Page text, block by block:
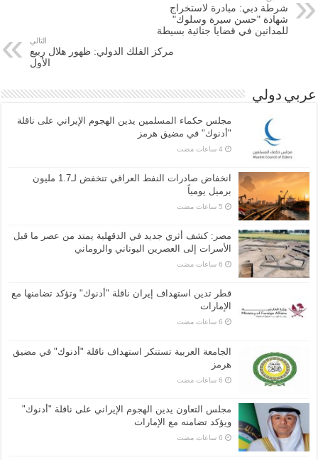
شرطة دبي: مبادرة لاستخراج
شهادة "حسن سيرة وسلوك"
للمدانين في قضايا جنائية بسيطة
التالي
مركز الفلك الدولي: ظهور هلال ربيع
الأول
عربي دولي
مجلس حكماء المسلمين يدين الهجوم الإيراني على ناقلة
"أدنوك" في مضيق هرمز
انخفاض صادرات النفط العراقي تنخفض لـ1.7 مليون
برميل يومياً
مصر: كشف أثري جديد في الدقهلية يمتد من عصر ما قبل
الأسرات إلى العصرين اليوناني والروماني
قطر تدين استهداف إيران ناقلة "أدنوك" وتؤكد تضامنها مع
الإمارات
الجامعة العربية تستنكر استهداف ناقلة "أدنوك" في مضيق
هرمز
مجلس التعاون يدين الهجوم الإيراني على ناقلة "أدنوك"
ويؤكد تضامنه مع الإمارات